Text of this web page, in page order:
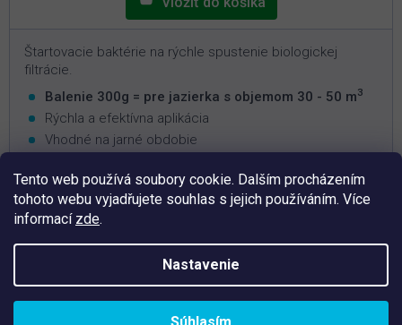
Tento web používá soubory cookie. Dalším procházením
tohoto webu vyjadřujete souhlas s jejich používáním. Více
informací zde.
Nastavenie
Štartovacie baktérie na rýchle spustenie biologickej
filtrácie.
Balenie 300g = pre jazierka s objemom 30 - 50 m3
Rýchla a efektívna aplikácia
Vhodné na jarné obdobie